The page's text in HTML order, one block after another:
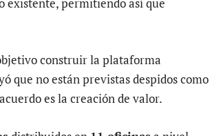
existente, permitiendo así que
construir la plataforma
que no están previstas despidos como
es la creación de valor.